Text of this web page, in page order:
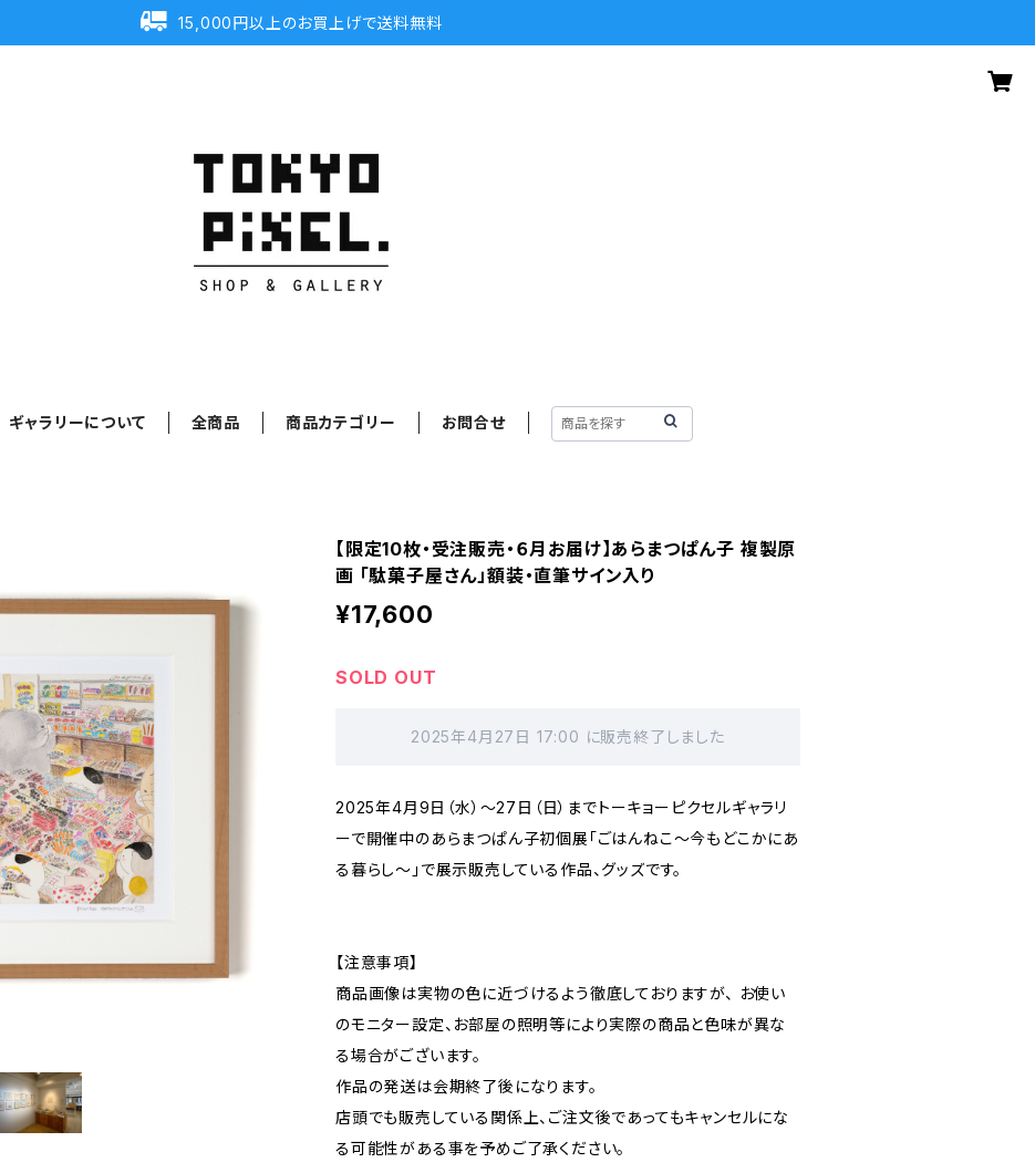
15,000円以上のお買上げで送料無料
ギャラリーについて 全商品 商品カテゴリー お問合せ
【限定10枚・受注販売・６月お届け】あらまつぱん子 複製原
画 「駄菓子屋さん」額装・直筆サイン入り
¥17,600
SOLD OUT
2025年4月27日 17:00 に販売終了しました
2025年4月9日（水）～27日（日）までトーキョーピクセルギャラリ
ーで開催中のあらまつぱん子初個展「ごはんねこ～今もどこかにあ
る暮らし～」で展示販売している作品、グッズです。
【注意事項】
商品画像は実物の色に近づけるよう徹底しておりますが、 お使い
のモニター設定、お部屋の照明等により実際の商品と色味が異な
る場合がございます。
作品の発送は会期終了後になります。
店頭でも販売している関係上、ご注文後であってもキャンセルにな
る可能性がある事を予めご了承ください。